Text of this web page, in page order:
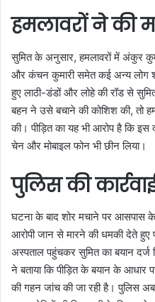
हमलावरों ने की
सुमित के अनुसार, हमलावरों में अंकुर
और कंचन कुमारी समेत कई अन्य लोग
हुए लाठी-डंडों और लोहे की रॉड से
बहन ने उसे बचाने की कोशिश की, तो
की। पीड़ित का यह भी आरोप है कि
चेन और मोबाइल फोन भी छीन लिया।
पुलिस की
घटना के बाद शोर मचाने पर आसपास
आरोपी जान से मारने की धमकी देते
अस्पताल पहुंचकर सुमित का बयान दर्ज
ने बताया कि पीड़ित के बयान के आधार
की गहन जांच की जा रही है। पुलिस